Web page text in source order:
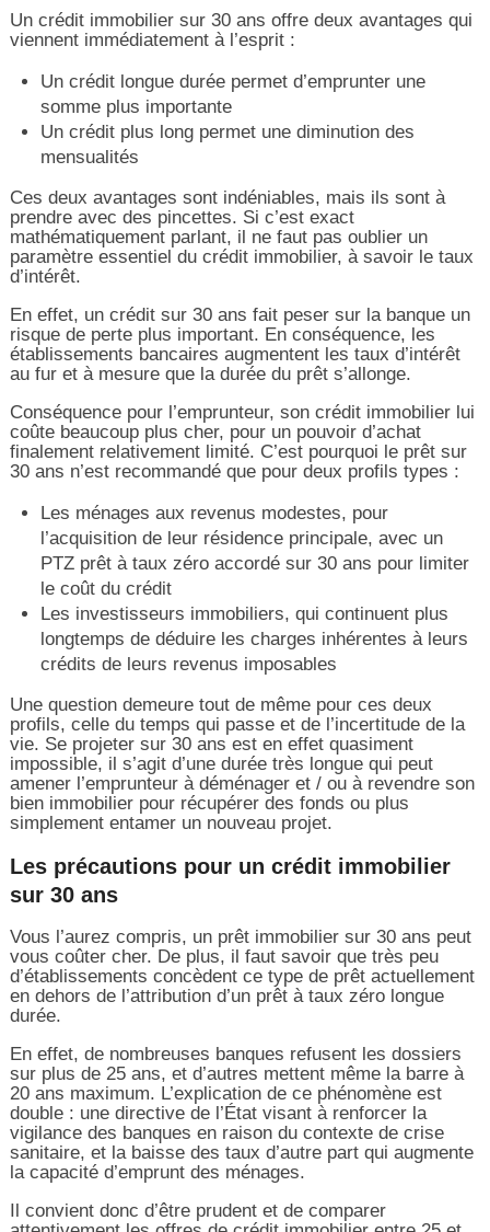
Un crédit immobilier sur 30 ans offre deux avantages qui
viennent immédiatement à l’esprit :
Un crédit longue durée permet d’emprunter une
somme plus importante
Un crédit plus long permet une diminution des
mensualités
Ces deux avantages sont indéniables, mais ils sont à
prendre avec des pincettes. Si c’est exact
mathématiquement parlant, il ne faut pas oublier un
paramètre essentiel du crédit immobilier, à savoir le taux
d’intérêt.
En effet, un crédit sur 30 ans fait peser sur la banque un
risque de perte plus important. En conséquence, les
établissements bancaires augmentent les taux d’intérêt
au fur et à mesure que la durée du prêt s’allonge.
Conséquence pour l’emprunteur, son crédit immobilier lui
coûte beaucoup plus cher, pour un pouvoir d’achat
finalement relativement limité. C’est pourquoi le prêt sur
30 ans n’est recommandé que pour deux profils types :
Les ménages aux revenus modestes, pour
l’acquisition de leur résidence principale, avec un
PTZ prêt à taux zéro accordé sur 30 ans pour limiter
le coût du crédit
Les investisseurs immobiliers, qui continuent plus
longtemps de déduire les charges inhérentes à leurs
crédits de leurs revenus imposables
Une question demeure tout de même pour ces deux
profils, celle du temps qui passe et de l’incertitude de la
vie. Se projeter sur 30 ans est en effet quasiment
impossible, il s’agit d’une durée très longue qui peut
amener l’emprunteur à déménager et / ou à revendre son
bien immobilier pour récupérer des fonds ou plus
simplement entamer un nouveau projet.
Les précautions pour un crédit immobilier
sur 30 ans
Vous l’aurez compris, un prêt immobilier sur 30 ans peut
vous coûter cher. De plus, il faut savoir que très peu
d’établissements concèdent ce type de prêt actuellement
en dehors de l’attribution d’un prêt à taux zéro longue
durée.
En effet, de nombreuses banques refusent les dossiers
sur plus de 25 ans, et d’autres mettent même la barre à
20 ans maximum. L’explication de ce phénomène est
double : une directive de l’État visant à renforcer la
vigilance des banques en raison du contexte de crise
sanitaire, et la baisse des taux d’autre part qui augmente
la capacité d’emprunt des ménages.
Il convient donc d’être prudent et de comparer